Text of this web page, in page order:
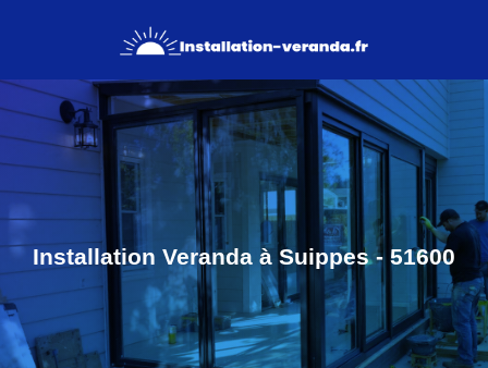
Installation Veranda à Suippes - 51600